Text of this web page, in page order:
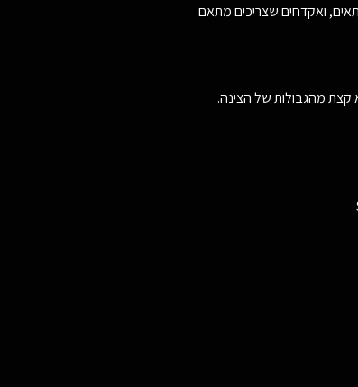
ואקדחים שצריכים מתאם